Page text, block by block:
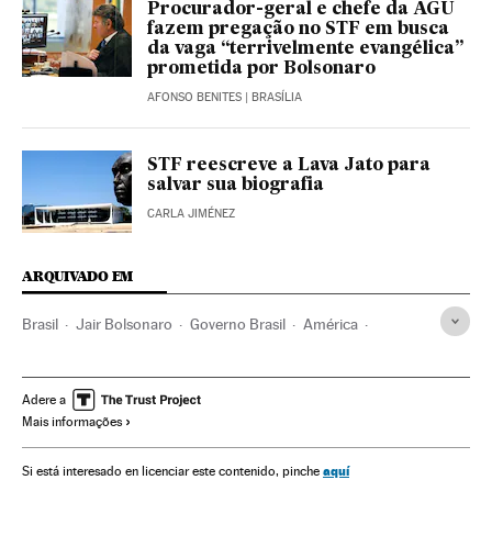
Procurador-geral e chefe da AGU
fazem pregação no STF em busca
da vaga “terrivelmente evangélica”
prometida por Bolsonaro
AFONSO BENITES | BRASÍLIA
STF reescreve a Lava Jato para
salvar sua biografia
CARLA JIMÉNEZ
ARQUIVADO EM
Brasil Jair Bolsonaro Governo Brasil América
Luiz Inacio Lula Da Silva Luís Roberto Barroso
Dilma Rousseff
Procuradoria-Geral República
Adere a
Mais informações
Si está interesado en licenciar este contenido, pinche aquí